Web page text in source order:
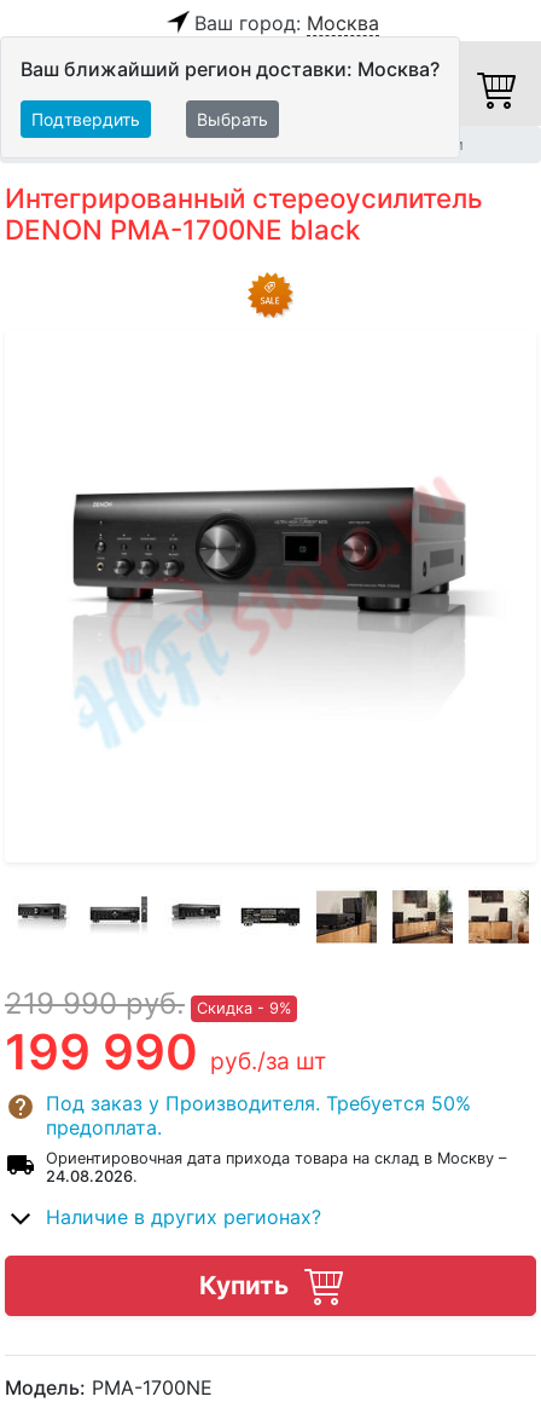
Ваш город: Москва
Ваш ближайший регион доставки: Москва?
Подтвердить Выбрать
Интегрированные усилители
Интегрированный стереоусилитель
DENON PMA-1700NE black
219 990руб. Скидка - 9%
199 990 руб./за шт
Под заказ у Производителя. Требуется 50%
предоплата.
Ориентировочная дата прихода товара на склад в Москву –
24.08.2026.
Наличие в других регионах?
Купить
Модель: PMA-1700NE